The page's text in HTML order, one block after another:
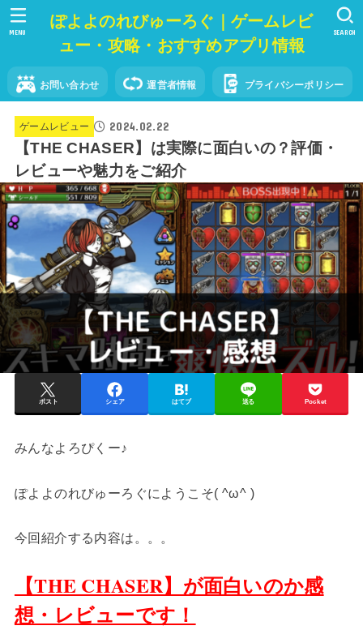
ぽよよのれびゅーろぐ｜ゲームレビ
ュー・攻略・おすすめアプリ情報
お問い合わせ 運営者情報 プライバシーポリシー
SEARCH
MENU
ゲームレビュー 2024.02.22
【THE CHASER】は実際に面白いの？評価・
レビューや魅力をご紹介
ポスト シェア はてブ 送る Pocket
みんなよろぴくー♪
ぽよよのれびゅーろぐにようこそ( ^ω^ )
今回紹介する内容は。。。
【THE CHASER】が面白いのか感
想・レビューです！